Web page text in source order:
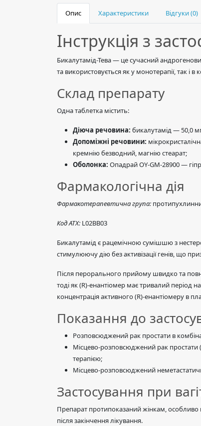
Опис Характеристики Відгуки (0)
Інструкція з
Бикалутамід-Тева — це сучасний
та використовується як у монотерапії, так і
Склад препарату
Одна таблетка містить:
Діюча речовина: бикалутамід — 50,0
Допоміжні речовини:
кремнію безводний, магнію стеарат;
Оболонка: Опадрай OY-GM-28900 —
Фармакологічна дія
Фармакотерапевтична група:
Код АТХ: L02ВВ03
Бикалутамід є рацемічною сумішшю з
стимулюючу дію без активізації генів, що
Після перорального прийому швидко та
тоді як (R)-енантіомер має тривалий період
концентрація активного (R)-енантіомеру в
Показання до
Розповсюджений рак простати в
Місцево-розповсюджений рак простати
терапією;
Місцево-розповсюджений
Застосування при
Препарат протипоказаний жінкам, особливо
після закінчення лікування.